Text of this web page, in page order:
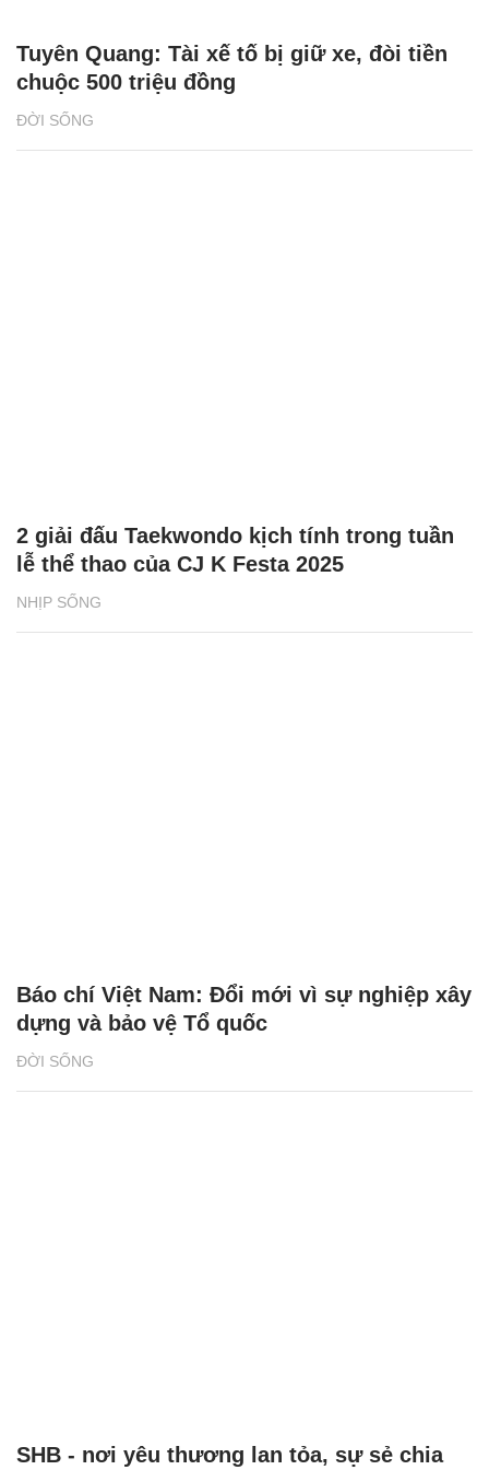
ĐỜI SỐNG
Tuyên Quang: Tài xế tố bị giữ xe, đòi tiền
chuộc 500 triệu đồng
NHỊP SỐNG
2 giải đấu Taekwondo kịch tính trong tuần
lễ thể thao của CJ K Festa 2025
ĐỜI SỐNG
Báo chí Việt Nam: Đổi mới vì sự nghiệp xây
dựng và bảo vệ Tổ quốc
SHB - nơi yêu thương lan tỏa, sự sẻ chia